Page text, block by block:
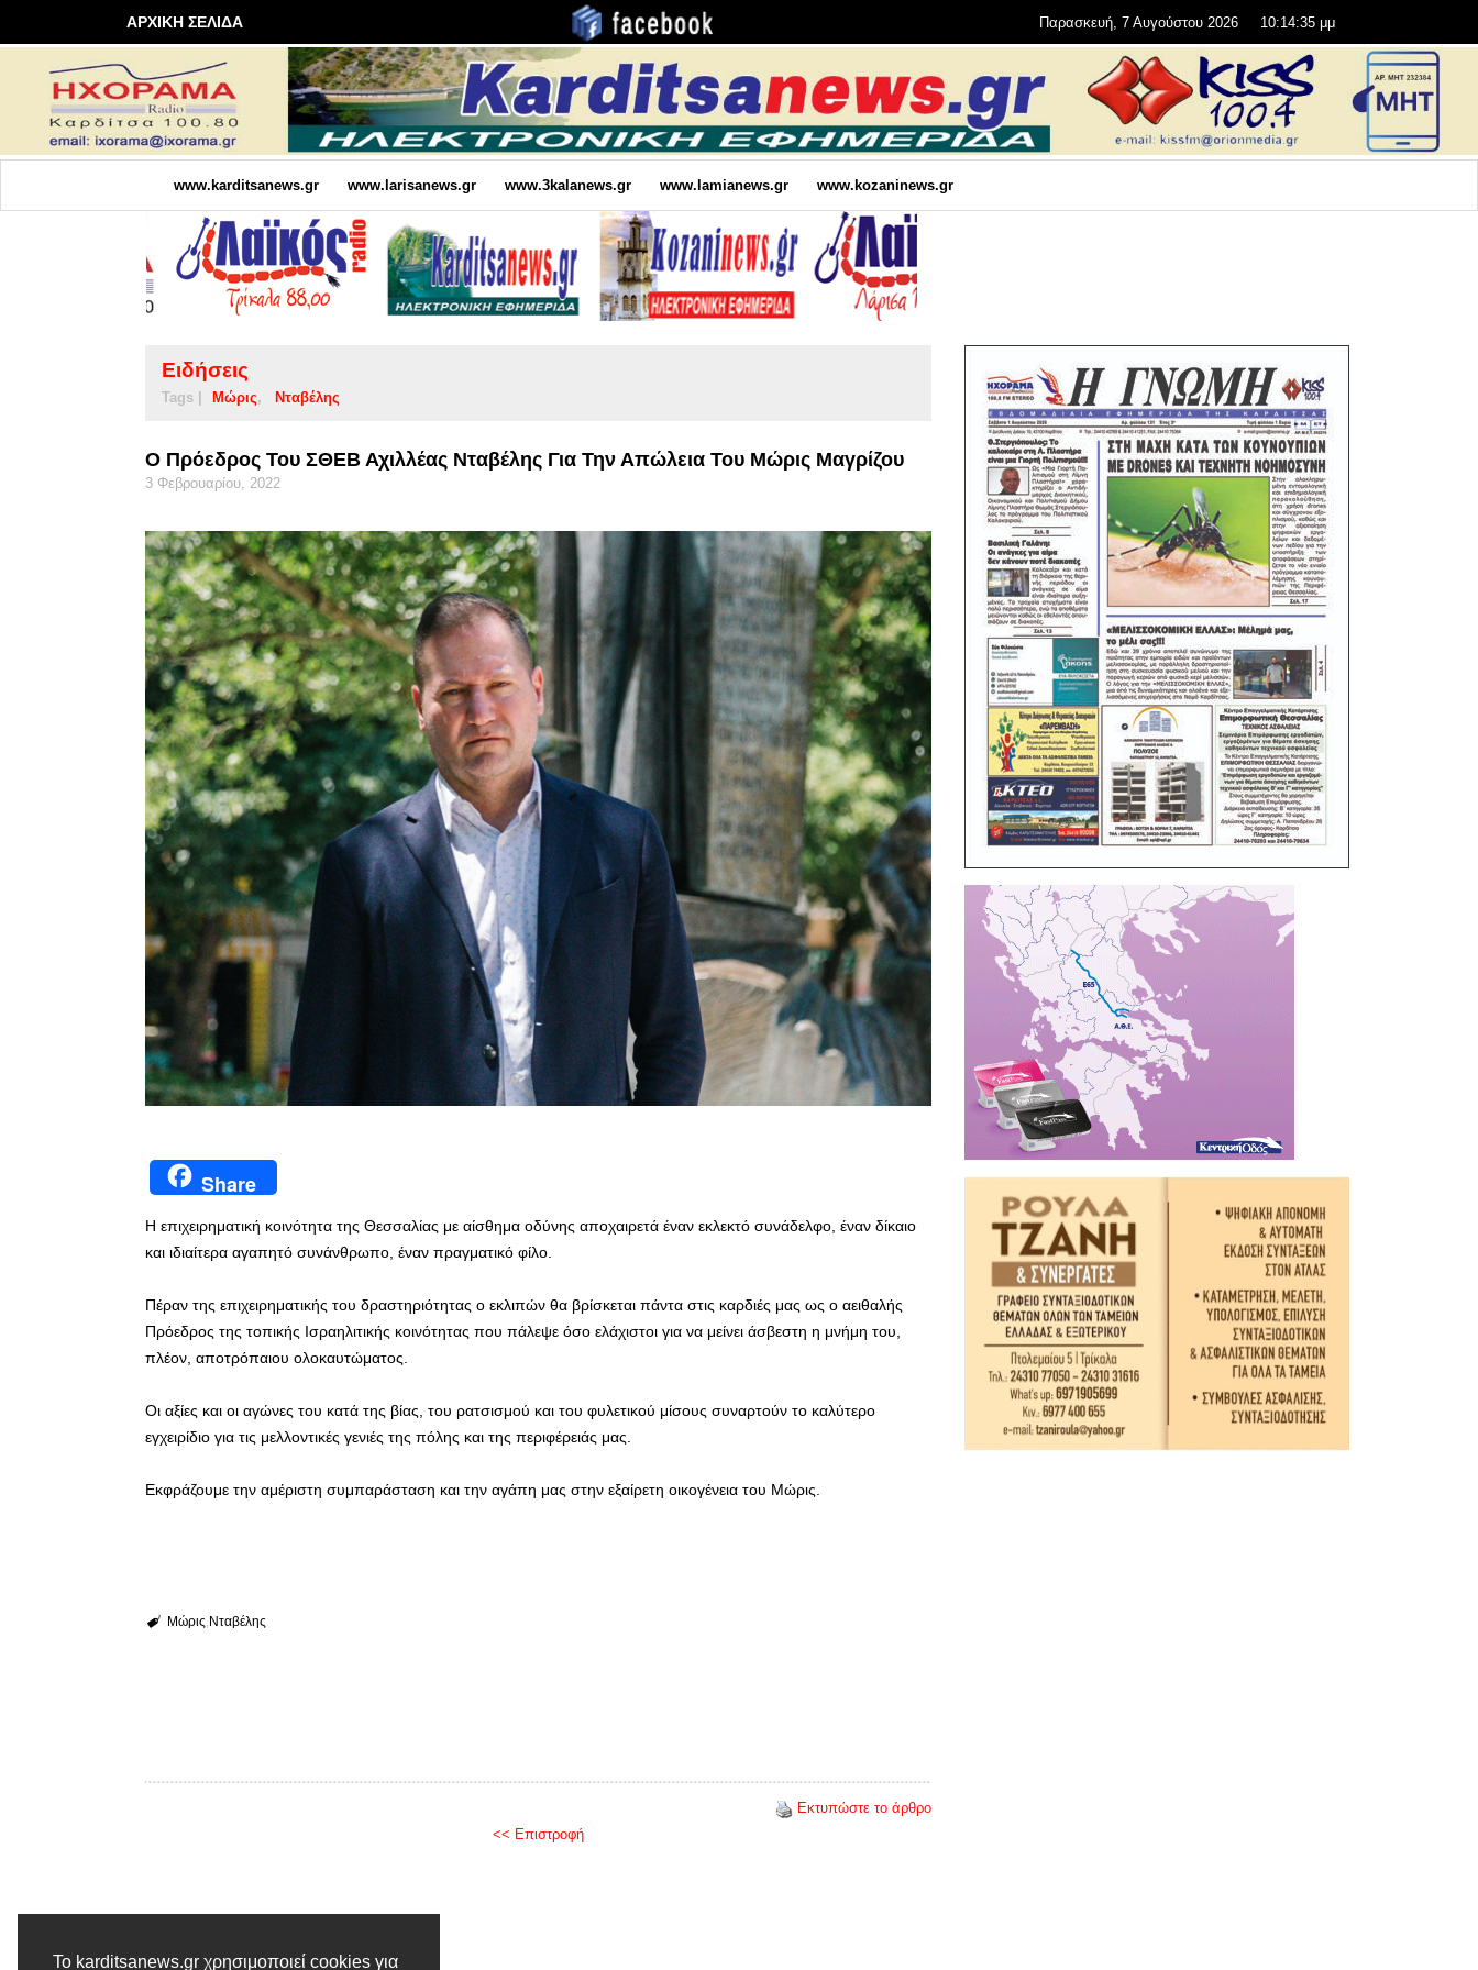
Το karditsanews.gr χρησιμοποιεί cookies για
ΑΡΧΙΚΗ ΣΕΛΙΔΑ Παρασκευή, 7 Αυγούστου 2026 10:14:35 μμ
www.karditsanews.gr www.larisanews.gr www.3kalanews.gr www.lamianews.gr www.kozaninews.gr
Ειδήσεις
Tags | Μώρις Νταβέλης
Ο Πρόεδρος Του ΣΘΕΒ Αχιλλέας Νταβέλης Για Την Απώλεια Του Μώρις Μαγρίζου
3 Φεβρουαρίου, 2022
Share
Η επιχειρηματική κοινότητα της Θεσσαλίας με αίσθημα οδύνης αποχαιρετά έναν εκλεκτό συνάδελφο, έναν δίκαιο
και ιδιαίτερα αγαπητό συνάνθρωπο, έναν πραγματικό φίλο.
Πέραν της επιχειρηματικής του δραστηριότητας ο εκλιπών θα βρίσκεται πάντα στις καρδιές μας ως ο αειθαλής
Πρόεδρος της τοπικής Ισραηλιτικής κοινότητας που πάλεψε όσο ελάχιστοι για να μείνει άσβεστη η μνήμη του,
πλέον, αποτρόπαιου ολοκαυτώματος.
Οι αξίες και οι αγώνες του κατά της βίας, του ρατσισμού και του φυλετικού μίσους συναρτούν το καλύτερο
εγχειρίδιο για τις μελλοντικές γενιές της πόλης και της περιφέρειάς μας.
Εκφράζουμε την αμέριστη συμπαράσταση και την αγάπη μας στην εξαίρετη οικογένεια του Μώρις.
Μώρις Νταβέλης
Εκτυπώστε το άρθρο
<< Επιστροφή